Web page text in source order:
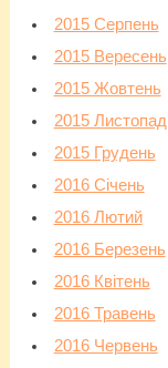
2015 Серпень
2015 Вересень
2015 Жовтень
2015 Листопад
2015 Грудень
2016 Січень
2016 Лютий
2016 Березень
2016 Квітень
2016 Травень
2016 Червень